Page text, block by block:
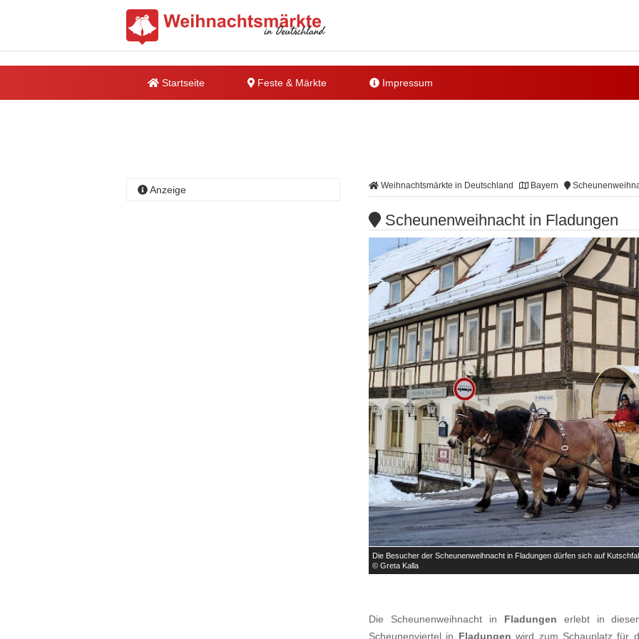
Startseite Feste & Märkte Impressum
Weihnachtsmärkte in Deutschland Bayern
Scheunenweihnacht in Fladungen
Die Besucher der Scheunenweihnacht in Fladungen dürfen sich auf
© Greta Kalla

Die Scheunenweihnacht in Fladungen erlebt in
Scheunenviertel in Fladungen wird zum Schauplatz für
Anzeige